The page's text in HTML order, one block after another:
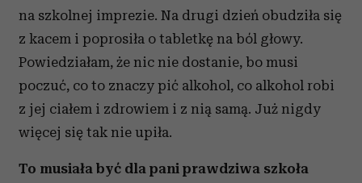
na szkolnej imprezie. Na drugi dzień obudziła się
z kacem i poprosiła o tabletkę na ból głowy.
Powiedziałam, że nic nie dostanie, bo musi
poczuć, co to znaczy pić alkohol, co alkohol robi
z jej ciałem i zdrowiem i z nią samą. Już nigdy
więcej się tak nie upiła.
To musiała być dla pani prawdziwa szkoła